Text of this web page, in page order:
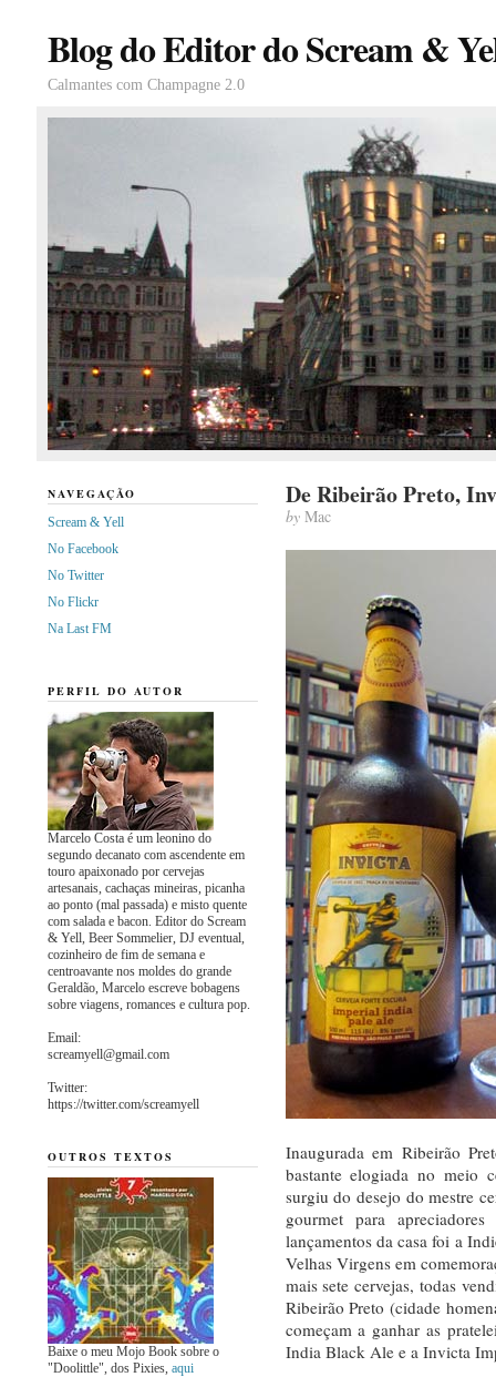
Blog do Editor do Scream &
Calmantes com Champagne 2.0
De Ribeirão Preto,
byMac
Inaugurada em Ribeirão
bastante elogiada no meio
surgiu do desejo do mestre
gourmet para
lançamentos da casa foi a
Velhas Virgens em
mais sete cervejas, todas
Ribeirão Preto (cidade
começam a ganhar as
India Black Ale e a Invicta
NAVEGAÇÃO
Scream & Yell
No Facebook
No Twitter
No Flickr
Na Last FM
PERFIL DO AUTOR
Marcelo Costa é um leonino do
segundo decanato com ascendente em
touro apaixonado por cervejas
artesanais, cachaças mineiras, picanha
ao ponto (mal passada) e misto quente
com salada e bacon. Editor do Scream
& Yell, Beer Sommelier, DJ eventual,
cozinheiro de fim de semana e
centroavante nos moldes do grande
Geraldão, Marcelo escreve bobagens
sobre viagens, romances e cultura pop.
Email:
screamyell@gmail.com
Twitter:
https://twitter.com/screamyell
OUTROS TEXTOS
Baixe o meu Mojo Book sobre o
"Doolittle", dos Pixies, aqui